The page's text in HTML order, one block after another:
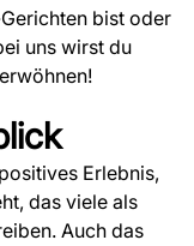
bist oder
uns wirst du
Erlebnis,
das viele als
Auch das